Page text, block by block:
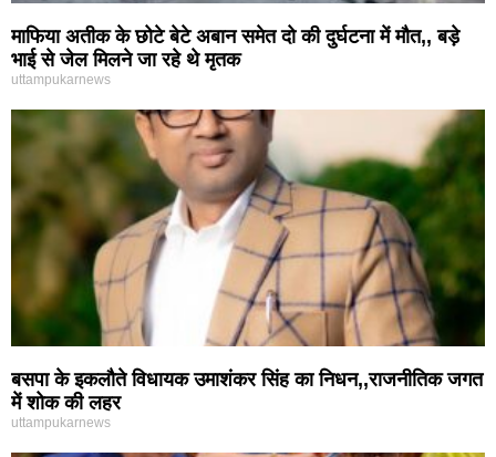
माफिया अतीक के छोटे बेटे अबान समेत दो की दुर्घटना में मौत,, बड़े
भाई से जेल मिलने जा रहे थे मृतक
uttampukarnews
बसपा के इकलौते विधायक उमाशंकर सिंह का निधन,,राजनीतिक जगत
में शोक की लहर
uttampukarnews